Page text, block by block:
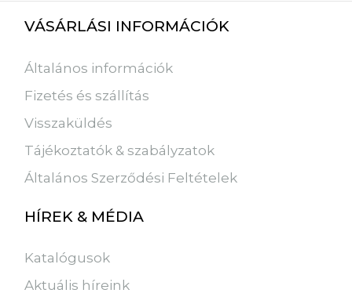
VÁSÁRLÁSI INFORMÁCIÓK
Általános információk
Fizetés és szállítás
Visszaküldés
Tájékoztatók & szabályzatok
Általános Szerződési Feltételek
HÍREK & MÉDIA
Katalógusok
Aktuális híreink